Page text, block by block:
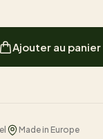
Ajouter au panier
Made in Europe